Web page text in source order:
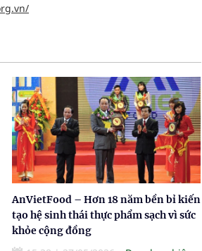
AnVietFood – Hơn 18 năm bền bỉ kiến
tạo hệ sinh thái thực phẩm sạch vì sức
khỏe cộng đồng